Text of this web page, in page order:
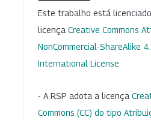
Este trabalho está
licença Creative Commons
NonCommercial-ShareAlike
International License
- A RSP adota a licença
Commons (CC) do tipo